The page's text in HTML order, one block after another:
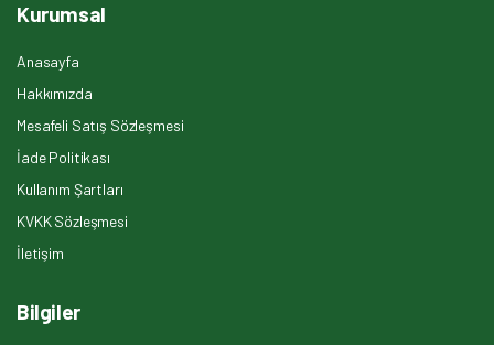
Kurumsal
Anasayfa
Hakkımızda
Mesafeli Satış Sözleşmesi
İade Politikası
Kullanım Şartları
KVKK Sözleşmesi
İletişim
Bilgiler